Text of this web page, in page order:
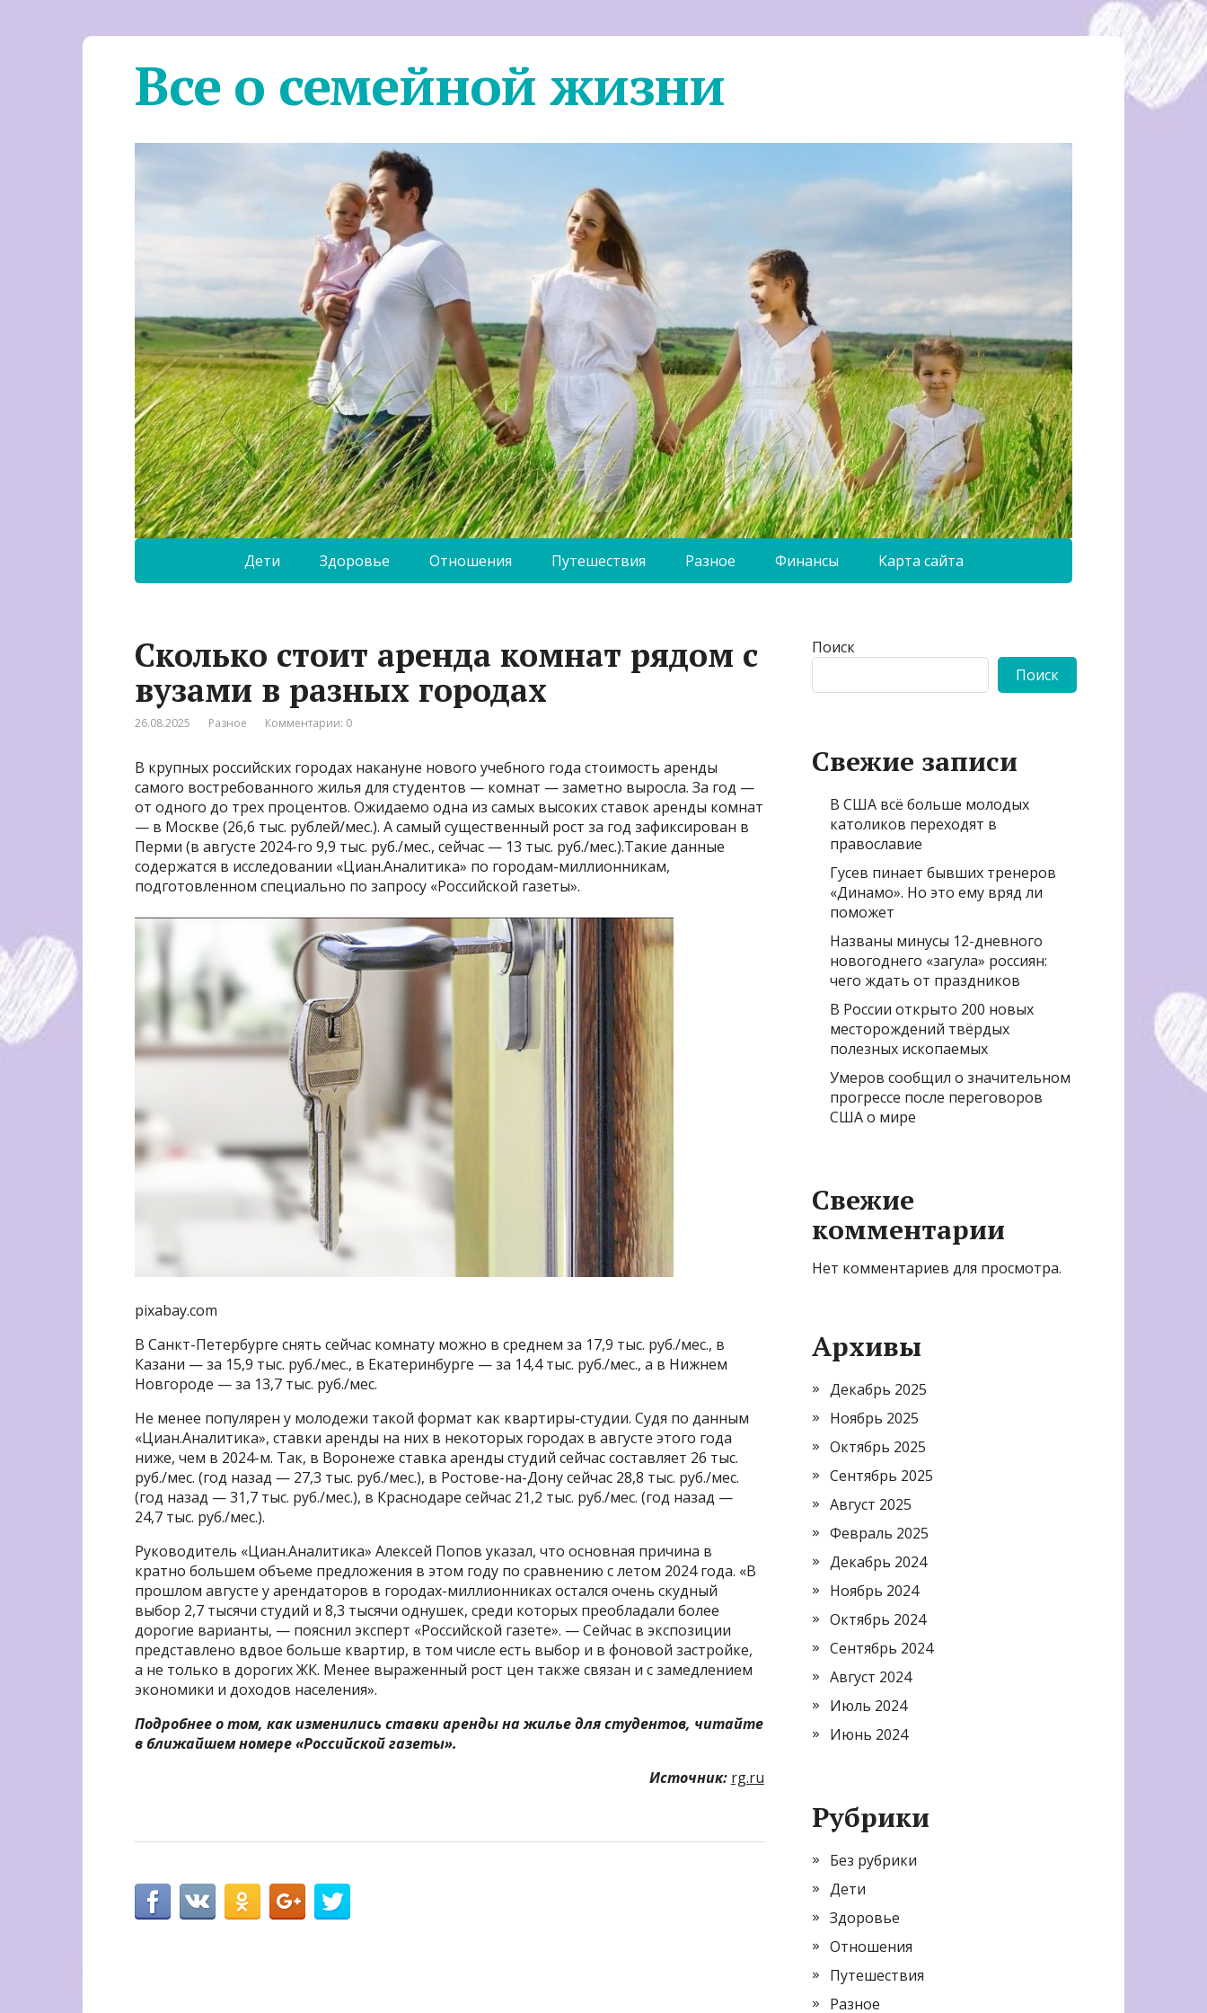
Все о семейной жизни
Дети Здоровье Отношения Путешествия Разное Финансы Карта сайта
Сколько стоит аренда комнат рядом с
вузами в разных городах
26.08.2025 Разное Комментарии: 0
В крупных российских городах накануне нового учебного года стоимость аренды
самого востребованного жилья для студентов — комнат — заметно выросла. За год —
от одного до трех процентов. Ожидаемо одна из самых высоких ставок аренды комнат
— в Москве (26,6 тыс. рублей/мес.). А самый существенный рост за год зафиксирован в
Перми (в августе 2024-го 9,9 тыс. руб./мес., сейчас — 13 тыс. руб./мес.).Такие данные
содержатся в исследовании «Циан.Аналитика» по городам-миллионникам,
подготовленном специально по запросу «Российской газеты».
pixabay.com
В Санкт-Петербурге снять сейчас комнату можно в среднем за 17,9 тыс. руб./мес., в
Казани — за 15,9 тыс. руб./мес., в Екатеринбурге — за 14,4 тыс. руб./мес., а в Нижнем
Новгороде — за 13,7 тыс. руб./мес.
Не менее популярен у молодежи такой формат как квартиры-студии. Судя по данным
«Циан.Аналитика», ставки аренды на них в некоторых городах в августе этого года
ниже, чем в 2024-м. Так, в Воронеже ставка аренды студий сейчас составляет 26 тыс.
руб./мес. (год назад — 27,3 тыс. руб./мес.), в Ростове-на-Дону сейчас 28,8 тыс. руб./мес.
(год назад — 31,7 тыс. руб./мес.), в Краснодаре сейчас 21,2 тыс. руб./мес. (год назад —
24,7 тыс. руб./мес.).
Руководитель «Циан.Аналитика» Алексей Попов указал, что основная причина в
кратно большем объеме предложения в этом году по сравнению с летом 2024 года. «В
прошлом августе у арендаторов в городах-миллионниках остался очень скудный
выбор 2,7 тысячи студий и 8,3 тысячи однушек, среди которых преобладали более
дорогие варианты, — пояснил эксперт «Российской газете». — Сейчас в экспозиции
представлено вдвое больше квартир, в том числе есть выбор и в фоновой застройке,
а не только в дорогих ЖК. Менее выраженный рост цен также связан и с замедлением
экономики и доходов населения».
Подробнее о том, как изменились ставки аренды на жилье для студентов, читайте
в ближайшем номере «Российской газеты».
Источник: rg.ru
Поиск
Поиск
Свежие записи
В США всё больше молодых
католиков переходят в
православие
Гусев пинает бывших тренеров
«Динамо». Но это ему вряд ли
поможет
Названы минусы 12-дневного
новогоднего «загула» россиян:
чего ждать от праздников
В России открыто 200 новых
месторождений твёрдых
полезных ископаемых
Умеров сообщил о значительном
прогрессе после переговоров
США о мире
Свежие
комментарии
Нет комментариев для просмотра.
Архивы
Декабрь 2025
Ноябрь 2025
Октябрь 2025
Сентябрь 2025
Август 2025
Февраль 2025
Декабрь 2024
Ноябрь 2024
Октябрь 2024
Сентябрь 2024
Август 2024
Июль 2024
Июнь 2024
Рубрики
Без рубрики
Дети
Здоровье
Отношения
Путешествия
Разное